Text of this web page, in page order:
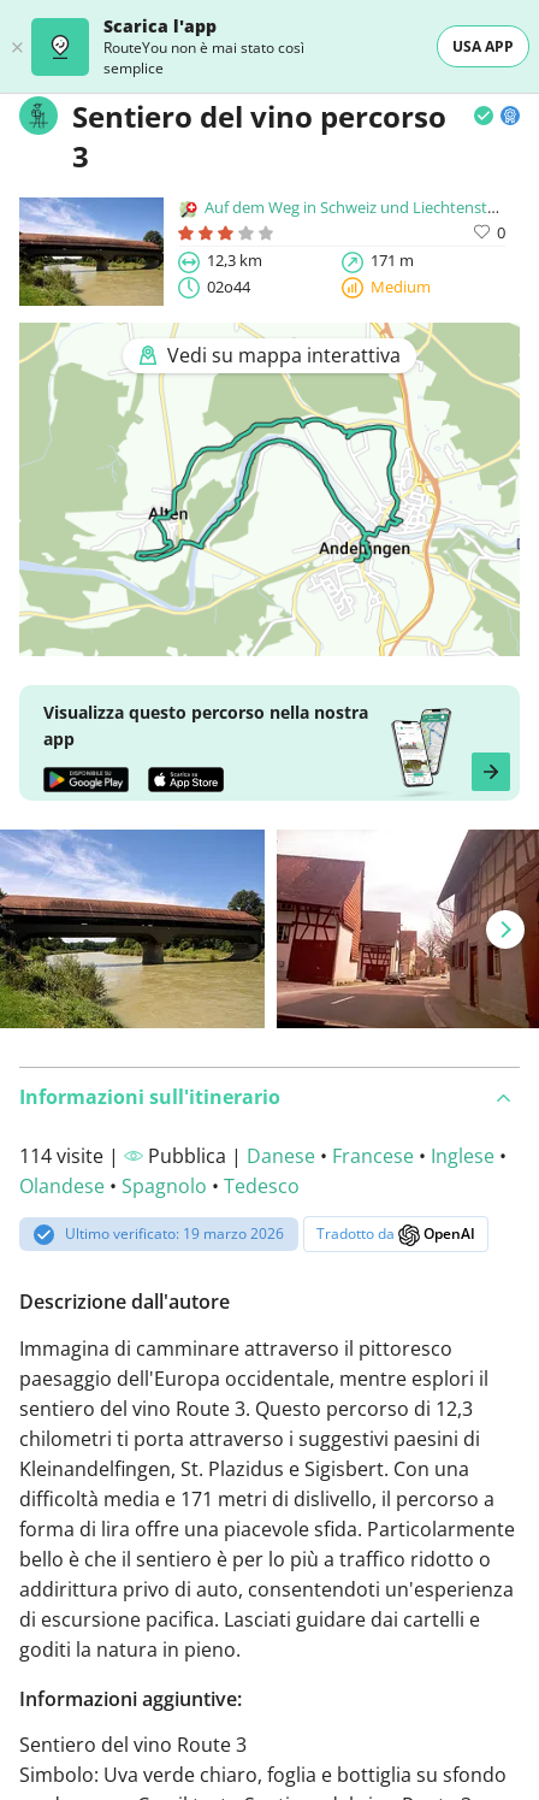
Scarica l'app
RouteYou non è mai stato così
semplice
USA APP
Sentiero del vino percorso
3
Auf dem Weg in Schweiz und Liechtenstein
0
12,3 km
171 m
02o44
Medium
Vedi su mappa interattiva
Visualizza questo percorso nella nostra
app
Informazioni sull'itinerario
114 visite | Pubblica | Danese • Francese • Inglese •
Olandese • Spagnolo • Tedesco
Ultimo verificato: 19 marzo 2026 Tradotto da OpenAI
Descrizione dall'autore
Immagina di camminare attraverso il pittoresco
paesaggio dell'Europa occidentale, mentre esplori il
sentiero del vino Route 3. Questo percorso di 12,3
chilometri ti porta attraverso i suggestivi paesini di
Kleinandelfingen, St. Plazidus e Sigisbert. Con una
difficoltà media e 171 metri di dislivello, il percorso a
forma di lira offre una piacevole sfida. Particolarmente
bello è che il sentiero è per lo più a traffico ridotto o
addirittura privo di auto, consentendoti un'esperienza
di escursione pacifica. Lasciati guidare dai cartelli e
goditi la natura in pieno.
Informazioni aggiuntive:
Sentiero del vino Route 3
Simbolo: Uva verde chiaro, foglia e bottiglia su sfondo